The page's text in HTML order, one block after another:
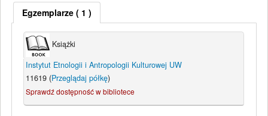
Egzemplarze( 1 )
Książki
Instytut Etnologii i Antropologii Kulturowej UW
11619 (Przeglądaj półkę)
Sprawdź dostępność w bibliotece